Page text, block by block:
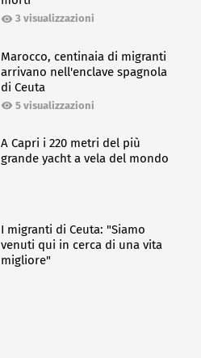
3 visualizzazioni
Marocco, centinaia di migranti
arrivano nell'enclave spagnola
di Ceuta
5 visualizzazioni
A Capri i 220 metri del più
grande yacht a vela del mondo
I migranti di Ceuta: "Siamo
venuti qui in cerca di una vita
migliore"